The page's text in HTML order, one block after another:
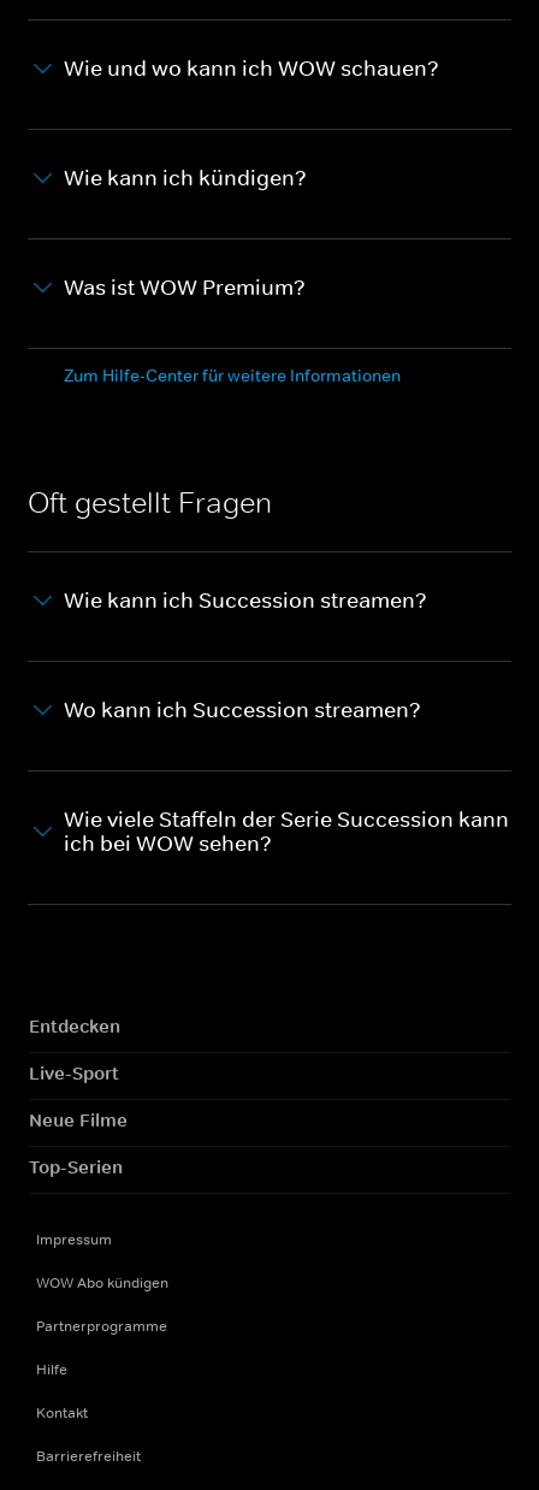
Wie und wo kann ich WOW schauen?
Wie kann ich kündigen?
Was ist WOW Premium?
Zum Hilfe-Center für weitere Informationen
Oft gestellt Fragen
Wie kann ich Succession streamen?
Wo kann ich Succession streamen?
Wie viele Staffeln der Serie Succession kann
ich bei WOW sehen?
Entdecken
Live-Sport
Neue Filme
Top-Serien
Impressum
WOW Abo kündigen
Partnerprogramme
Hilfe
Kontakt
Barrierefreiheit